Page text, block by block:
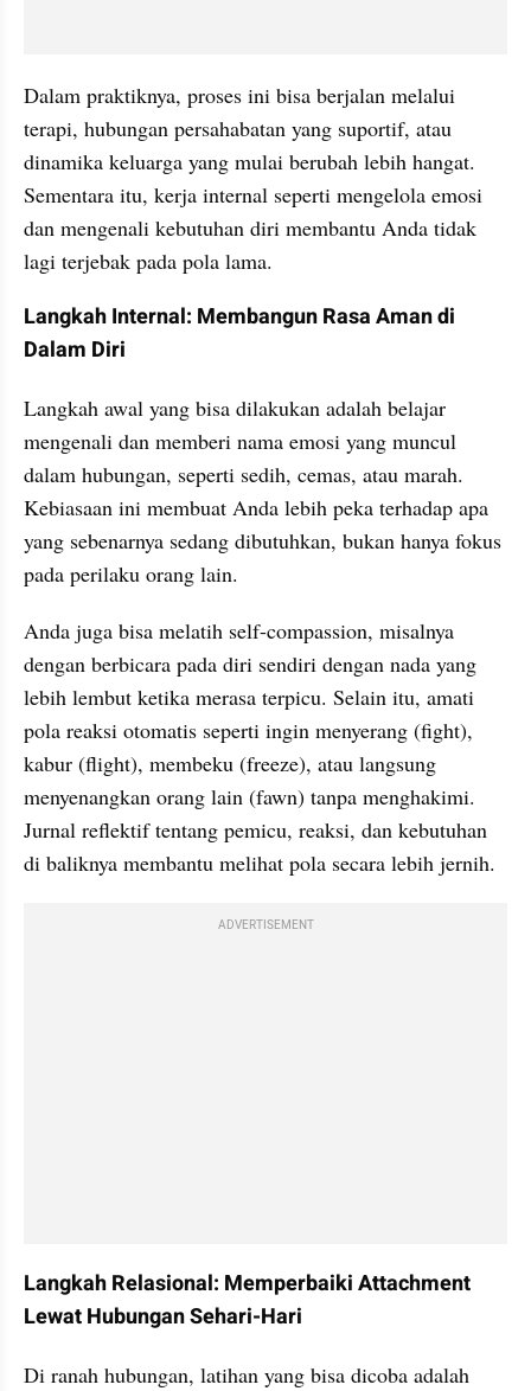
Dalam praktiknya, proses ini bisa berjalan melalui
terapi, hubungan persahabatan yang suportif, atau
dinamika keluarga yang mulai berubah lebih hangat.
Sementara itu, kerja internal seperti mengelola emosi
dan mengenali kebutuhan diri membantu Anda tidak
lagi terjebak pada pola lama.
Langkah Internal: Membangun Rasa Aman di
Dalam Diri
Langkah awal yang bisa dilakukan adalah belajar
mengenali dan memberi nama emosi yang muncul
dalam hubungan, seperti sedih, cemas, atau marah.
Kebiasaan ini membuat Anda lebih peka terhadap apa
yang sebenarnya sedang dibutuhkan, bukan hanya fokus
pada perilaku orang lain.
Anda juga bisa melatih self-compassion, misalnya
dengan berbicara pada diri sendiri dengan nada yang
lebih lembut ketika merasa terpicu. Selain itu, amati
pola reaksi otomatis seperti ingin menyerang (fight),
kabur (flight), membeku (freeze), atau langsung
menyenangkan orang lain (fawn) tanpa menghakimi.
Jurnal reflektif tentang pemicu, reaksi, dan kebutuhan
di baliknya membantu melihat pola secara lebih jernih.
ADVERTISEMENT
Langkah Relasional: Memperbaiki Attachment
Lewat Hubungan Sehari-Hari
Di ranah hubungan, latihan yang bisa dicoba adalah